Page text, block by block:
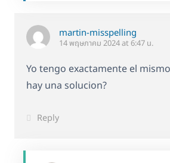
martin-misspelling
14 พฤษภาคม 2024 at 6:47 น.
Yo tengo exactamente el
hay una solucion?
Reply